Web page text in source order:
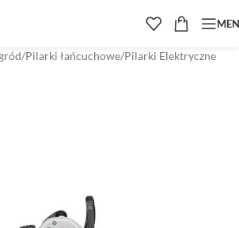
/Pilarki łańcuchowe/Pilarki Elektryczne